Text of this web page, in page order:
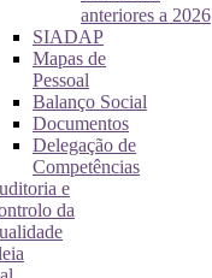
anteriores a 2026
SIADAP
Mapas de
Pessoal
Balanço Social
Documentos
Delegação de
Competências
e
da